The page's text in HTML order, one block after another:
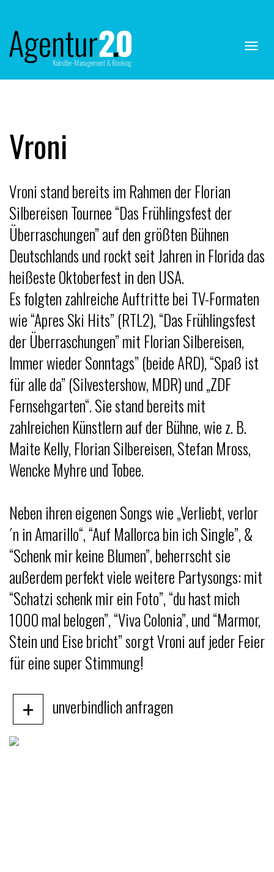
Vroni
Vroni stand bereits im Rahmen der Florian
Silbereisen Tournee “Das Frühlingsfest der
Überraschungen” auf den größten Bühnen
Deutschlands und rockt seit Jahren in Florida das
heißeste Oktoberfest in den USA.
Es folgten zahlreiche Auftritte bei TV-Formaten
wie “Apres Ski Hits” (RTL2), “Das Frühlingsfest
der Überraschungen” mit Florian Silbereisen,
Immer wieder Sonntags” (beide ARD), “Spaß ist
für alle da” (Silvestershow, MDR) und „ZDF
Fernsehgarten“. Sie stand bereits mit
zahlreichen Künstlern auf der Bühne, wie z. B.
Maite Kelly, Florian Silbereisen, Stefan Mross,
Wencke Myhre und Tobee.
Neben ihren eigenen Songs wie „Verliebt, verlor
´n in Amarillo“, “Auf Mallorca bin ich Single”, &
“Schenk mir keine Blumen”, beherrscht sie
außerdem perfekt viele weitere Partysongs: mit
“Schatzi schenk mir ein Foto”, “du hast mich
1000 mal belogen”, “Viva Colonia”, und “Marmor,
Stein und Eise bricht” sorgt Vroni auf jeder Feier
für eine super Stimmung!
+ unverbindlich anfragen